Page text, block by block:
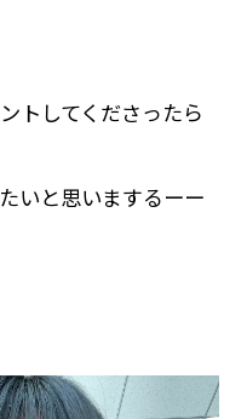
トしてくださったら
いと思いまするーー